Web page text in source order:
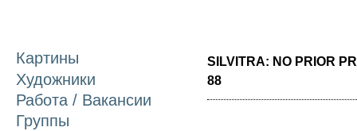
Картины
Художники
Работа / Вакансии
Группы
SILVITRA: NO PRIOR
88